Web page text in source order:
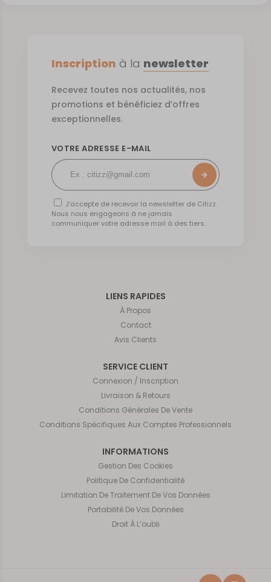
LIENS RAPIDES
À Propos
Contact
Avis Clients
SERVICE CLIENT
Connexion / Inscription
Livraison & Retours
Conditions Générales De Vente
Conditions Spécifiques Aux Comptes Professionnels
INFORMATIONS
Gestion Des Cookies
Politique De Confidentialité
Limitation De Traitement De Vos Données
Portabilité De Vos Données
Droit À L’oubli
Inscription à la newsletter
Recevez toutes nos actualités, nos
promotions et bénéficiez d’offres
exceptionnelles.
VOTRE ADRESSE E-MAIL
J’accepte de recevoir la newsletter de Citizz.
Nous nous engageons à ne jamais
communiquer votre adresse mail à des tiers.